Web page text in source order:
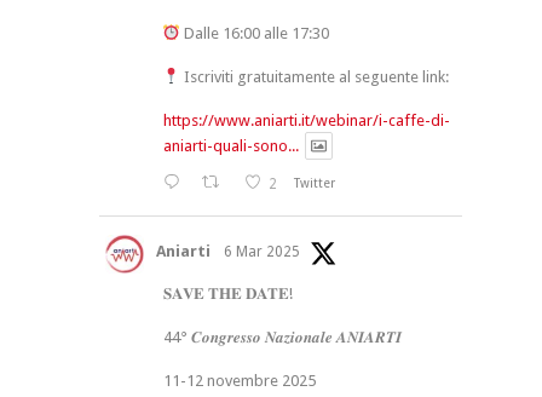
Dalle 16:00 alle 17:30
Iscriviti gratuitamente al seguente link:
https://www.aniarti.it/webinar/i-caffe-di-
aniarti-quali-sono...
2 Twitter
Aniarti 6 Mar 2025
𝐒𝐀𝐕𝐄 𝐓𝐇𝐄 𝐃𝐀𝐓𝐄!
44° 𝑪𝒐𝒏𝒈𝒓𝒆𝒔𝒔𝒐 𝑵𝒂𝒛𝒊𝒐𝒏𝒂𝒍𝒆 𝑨𝑵𝑰𝑨𝑹𝑻𝑰
11-12 novembre 2025